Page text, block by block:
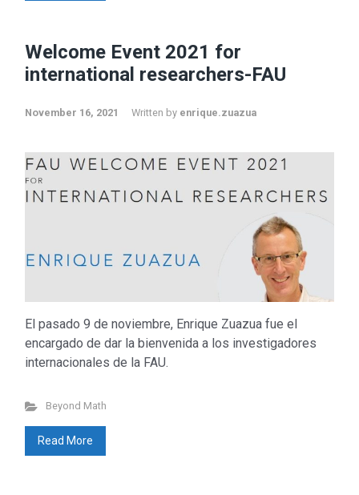
Welcome Event 2021 for
international researchers-FAU
November 16, 2021 Written by enrique.zuazua
El pasado 9 de noviembre, Enrique Zuazua fue el
encargado de dar la bienvenida a los investigadores
internacionales de la FAU.
Beyond Math
Read More